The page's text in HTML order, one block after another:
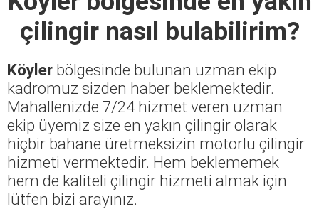
çilingir nasıl bulabilirim?
Köyler bölgesinde bulunan uzman ekip
kadromuz sizden haber beklemektedir.
Mahallenizde 7/24 hizmet veren uzman
ekip üyemiz size en yakın çilingir olarak
hiçbir bahane üretmeksizin motorlu çilingir
hizmeti vermektedir. Hem beklememek
hem de kaliteli çilingir hizmeti almak için
lütfen bizi arayınız.